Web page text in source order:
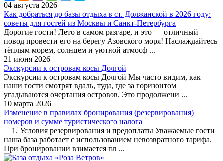
04 августа 2026
Как добраться до базы отдыха в ст. Должанской в 2026 году:
советы для гостей из Москвы и Санкт-Петербурга
Дорогие гости! Лето в самом разгаре, и это — отличный
повод провести его на берегу Азовского моря! Наслаждайтесь
тёплым морем, солнцем и уютной атмосф ...
21 июня 2026
Экскурсии к островам косы Долгой
Экскурсии к островам косы Долгой Мы часто видим, как
наши гости смотрят вдаль, туда, где за горизонтом
угадываются очертания островов. Это продолжени ...
10 марта 2026
Изменение в правилах бронирования (резервирования)
номеров и сумме туристического налога
1. Условия резервирования и предоплаты Уважаемые гости
наша база работает с использованием невозвратного тарифа.
При бронировании взимается пл ...